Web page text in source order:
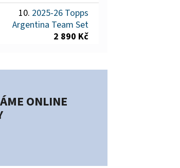
2025-26 Topps
Argentina Team Set
2 890 Kč
ONLINE